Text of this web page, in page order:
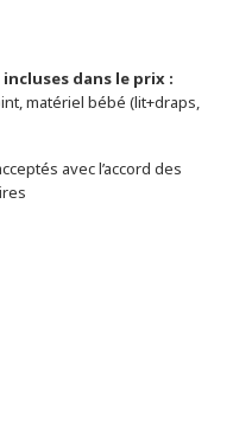
dans le prix :
matériel bébé (lit+draps,
avec l’accord des